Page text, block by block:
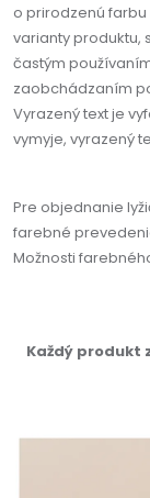
o prirodzenú
varianty produktu,
častým
zaobchádzaním
Vyrazený text je
vymyje, vyrazený
Pre objednanie
farebné
Možnosti
Každý produkt